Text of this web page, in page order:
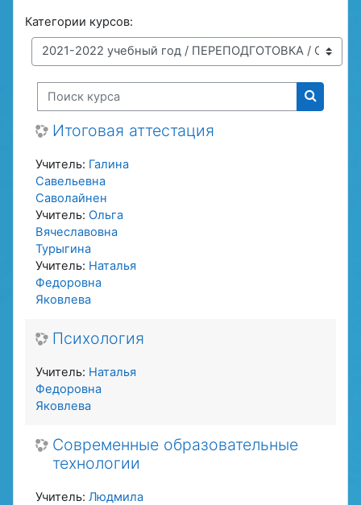
Категории курсов:
Поиск курса
Поиск
Итоговая аттестация
Учитель: Галина
Савельевна
Саволайнен
Учитель: Ольга
Вячеславовна
Турыгина
Учитель: Наталья
Федоровна
Яковлева
Психология
Учитель: Наталья
Федоровна
Яковлева
Современные образовательные
технологии
Учитель: Людмила